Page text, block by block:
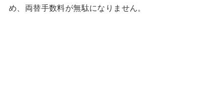
め、両替手数料が無駄になりません。